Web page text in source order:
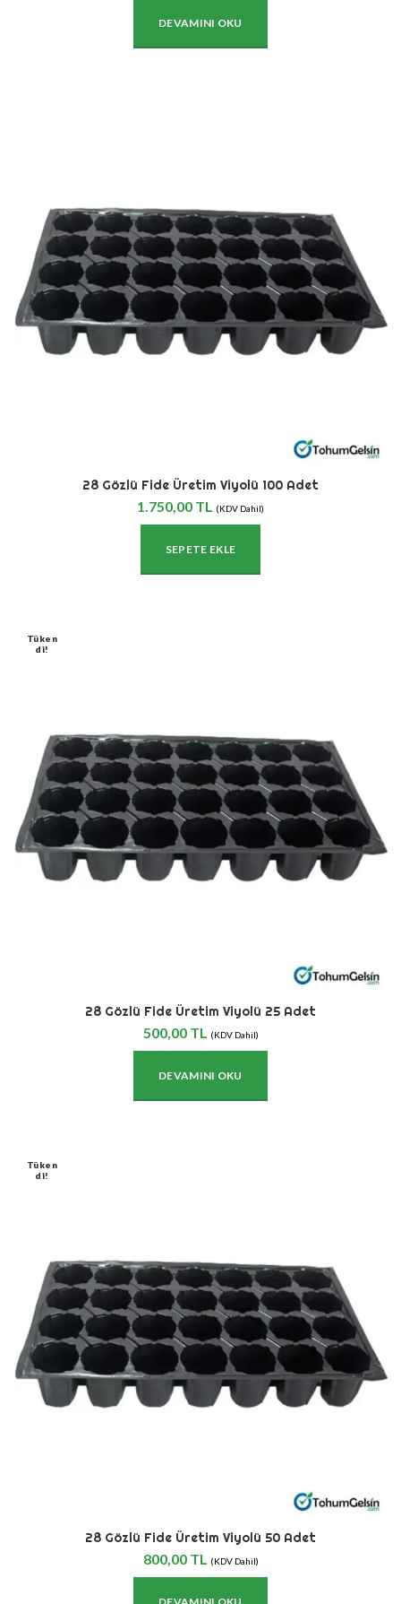
DEVAMINI OKU
28 Gözlü Fide Üretim Viyolü 100 Adet
1.750,00 TL (KDV Dahil)
SEPETE EKLE
Tüken
Di!
28 Gözlü Fide Üretim Viyolü 25 Adet
500,00TL (KDV Dahil)
DEVAMINI OKU
Tüken
Di!
28 Gözlü Fide Üretim Viyolü 50 Adet
800,00TL (KDV Dahil)